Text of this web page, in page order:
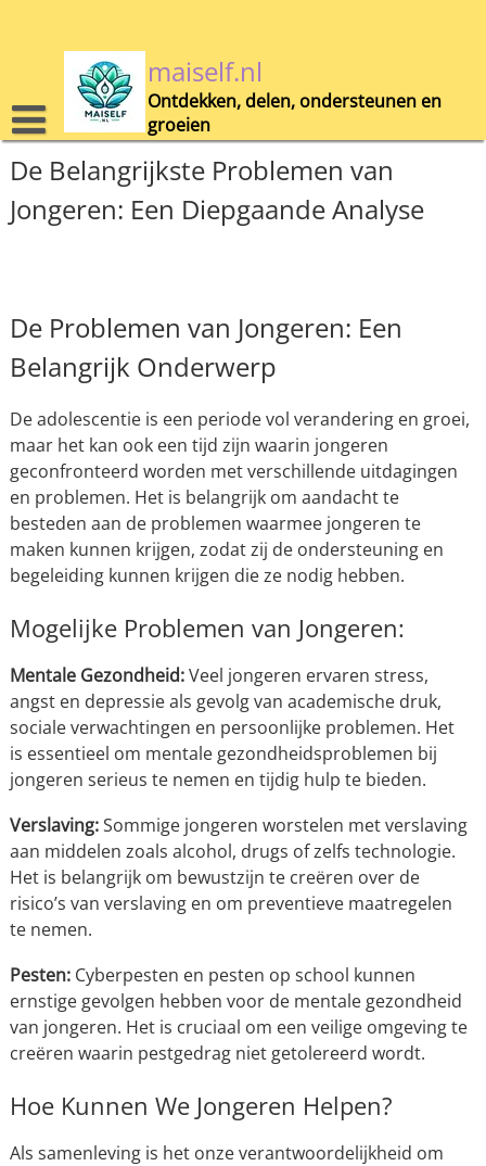
maiself.nl
Ontdekken, delen, ondersteunen en
groeien
De Belangrijkste Problemen van
Jongeren: Een Diepgaande Analyse
De Problemen van Jongeren: Een
Belangrijk Onderwerp
De adolescentie is een periode vol verandering en groei,
maar het kan ook een tijd zijn waarin jongeren
geconfronteerd worden met verschillende uitdagingen
en problemen. Het is belangrijk om aandacht te
besteden aan de problemen waarmee jongeren te
maken kunnen krijgen, zodat zij de ondersteuning en
begeleiding kunnen krijgen die ze nodig hebben.
Mogelijke Problemen van Jongeren:
Mentale Gezondheid:Veel jongeren ervaren stress,
angst en depressie als gevolg van academische druk,
sociale verwachtingen en persoonlijke problemen. Het
is essentieel om mentale gezondheidsproblemen bij
jongeren serieus te nemen en tijdig hulp te bieden.
Verslaving:Sommige jongeren worstelen met verslaving
aan middelen zoals alcohol, drugs of zelfs technologie.
Het is belangrijk om bewustzijn te creëren over de
risico’s van verslaving en om preventieve maatregelen
te nemen.
Pesten:Cyberpesten en pesten op school kunnen
ernstige gevolgen hebben voor de mentale gezondheid
van jongeren. Het is cruciaal om een veilige omgeving te
creëren waarin pestgedrag niet getolereerd wordt.
Hoe Kunnen We Jongeren Helpen?
Als samenleving is het onze verantwoordelijkheid om